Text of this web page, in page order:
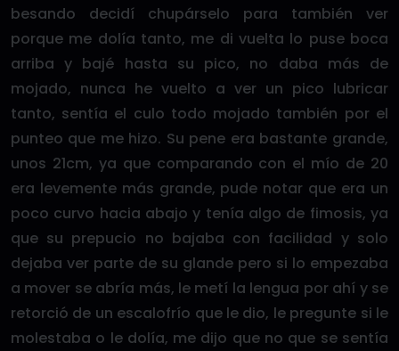
besando decidí chupárselo para también ver
porque me dolía tanto, me di vuelta lo puse boca
arriba y bajé hasta su pico, no daba más de
mojado, nunca he vuelto a ver un pico lubricar
tanto, sentía el culo todo mojado también por el
punteo que me hizo. Su pene era bastante grande,
unos 21cm, ya que comparando con el mío de 20
era levemente más grande, pude notar que era un
poco curvo hacia abajo y tenía algo de fimosis, ya
que su prepucio no bajaba con facilidad y solo
dejaba ver parte de su glande pero si lo empezaba
a mover se abría más, le metí la lengua por ahí y se
retorció de un escalofrío que le dio, le pregunte si le
molestaba o le dolía, me dijo que no que se sentía